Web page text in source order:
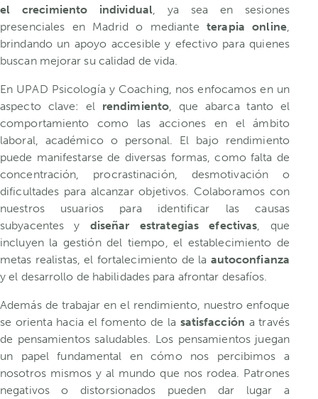
el crecimiento individual , ya sea en sesiones
presenciales en Madrid o medianteterapia online,
brindando un apoyo accesible y efectivo para quienes
buscan mejorar su calidad de vida.
En UPAD Psicología y Coaching, nos enfocamos en un
aspecto clave: el rendimiento , que abarca tanto el
comportamiento como las acciones en el ámbito
laboral, académico o personal. El bajo rendimiento
puede manifestarse de diversas formas, como falta de
concentración, procrastinación, desmotivación o
dificultades para alcanzar objetivos. Colaboramos con
nuestros usuarios para identificar las causas
subyacentes y diseñar estrategias efectivas , que
incluyen la gestión del tiempo, el establecimiento de
metas realistas, el fortalecimiento de la autoconfianza
y el desarrollo de habilidades para afrontar desafíos.
Además de trabajar en el rendimiento, nuestro enfoque
se orienta hacia el fomento de la satisfacción a través
de pensamientos saludables. Los pensamientos juegan
un papel fundamental en cómo nos percibimos a
nosotros mismos y al mundo que nos rodea. Patrones
negativos o distorsionados pueden dar lugar a